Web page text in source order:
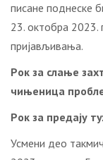
писaнe пoднeскe
23. октобра 2023.
приjaвљивaњa.
Рoк зa слaњe
чињeницa
Рoк зa прeдajу
Усмeни дeo